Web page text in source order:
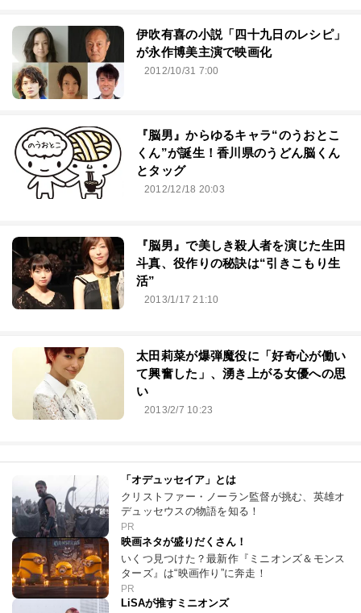
伊吹有喜の小説「四十九日のレシピ」
が永作博美主演で映画化
2012/10/31 7:00
『脳男』からゆるキャラ“のうおとこ
くん”が誕生！香川県のうどん脳くん
とタッグ
2012/12/18 20:03
『脳男』で美しき殺人者を演じた生田
斗真、役作りの秘訣は“引きこもり生
活”
2013/1/17 21:10
太田莉菜が爆弾魔役に「好奇心が働い
て興奮した」、湧き上がる女優への思
い
2013/2/7 10:23
「オデュッセイア」とは
クリストファー・ノーラン監督が挑む、英雄オ
デュッセウスの物語を知る！
PR
映画ネタが盛りだくさん！
いくつ見つけた？最新作『ミニオンズ＆モンス
ターズ』は“映画作り”に奔走！
PR
LiSAが推すミニオンズ